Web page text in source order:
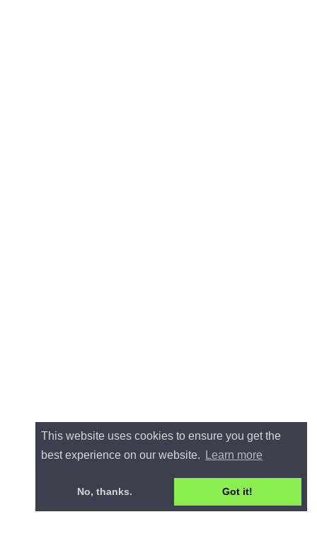
This website uses cookies to ensure you get the
best experience on our website.
Learn more
No, thanks. Got it!